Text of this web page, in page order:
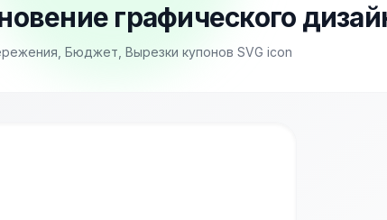
графического
Бюджет, Вырезки купонов SVG icon